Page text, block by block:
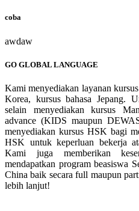
coba
awdaw
GO GLOBAL LANGUAGE
Kami menyediakan layanan
Korea, kursus bahasa Jepang.
selain menyediakan kursus
advance (KIDS maupun
menyediakan kursus HSK bagi
HSK untuk keperluan bekerja
Kami juga memberikan
mendapatkan program beasiswa
China baik secara full maupun
lebih lanjut!